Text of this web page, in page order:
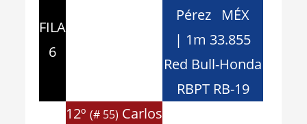
FILA
6
Pérez MÉX
| 1m 33.855
Red Bull-Honda
RBPT RB-19
12º(# 55) Carlos